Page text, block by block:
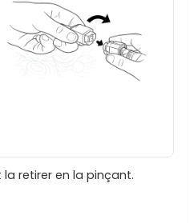
la retirer en la pinçant.